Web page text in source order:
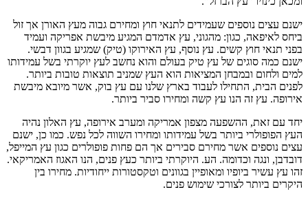
ישנם עצים נוספים שעמידים לתנאי חוץ ומחירם גבוה מעץ האורן אך זול
ביחס לאיפאה, כגון: מהגוני, עץ אדמדם המגיע מיבשת אפריקה ועמיד
בפני תנאי חוץ קשים. עץ נוסף, עץ האירוקו (טיק) שמגיע בגוון דבשי.
ישנם כמה סוגים של עץ טיק בעולם והוא נחשב לעץ יוקרתי בשל עמידותו
למים ולחום ובמבחן המציאות הוא העץ שמניב תוצאות טובות ביותר.
לפנים הבית, התחילו לעבוד בארץ שלנו עם עץ בוק, אשר מיובא מיבשת
אירופה. עץ זה הנו עץ קשה ומחירו סביר ביותר.
יחד עם זאת, ההשפעה מצפון אמריקה ומערב אירופה, עץ האלון נהיה
העץ הפופולרי ביותר בשל עמידותו ומחירו השווה לכל נפש. כמו כן, ישנם
עצים נוספים אשר מחירם סבירים אך הם פחות פופולרים כגון עץ המייפל,
דובדבן, ונגה וכדומה. הע. היוקרתי ביותר כעץ פנים, הנו האגוז האמריקאי.
זהו עץ עשיר ביופיו ומאופיין בגוונים וטקסטורות ייחודיות. מחירו בין
היקרים ביותר לצורכי שימוש פנים.